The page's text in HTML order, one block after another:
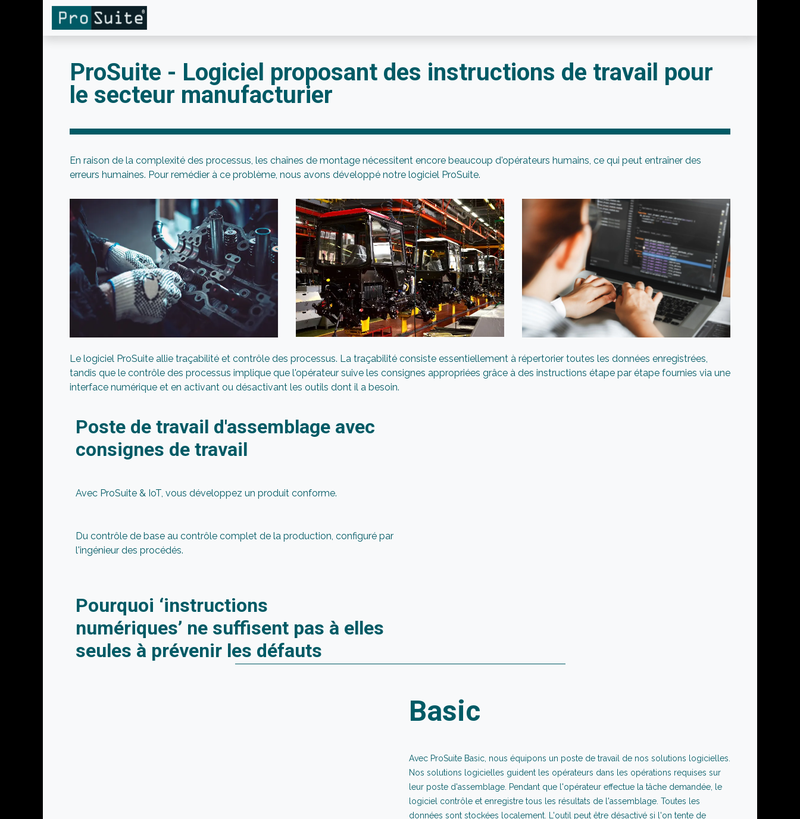
Skip to Content
ProSuite - Logiciel proposant des instructions de travail pour
le secteur manufacturier
En raison de la complexité des processus, les chaînes de montage nécessitent encore beaucoup d'opérateurs humains, ce qui peut entraîner des
erreurs humaines. Pour remédier à ce problème, nous avons développé notre logiciel ProSuite.
Le logiciel ProSuite allie traçabilité et contrôle des processus. La traçabilité consiste essentiellement à répertorier toutes les données enregistrées,
tandis que le contrôle des processus implique que l'opérateur suive les consignes appropriées grâce à des instructions étape par étape fournies via une
interface numérique et en activant ou désactivant les outils dont il a besoin.
Poste de travail d'assemblage avec
consignes de travail
Avec ProSuite & IoT, vous développez un produit conforme.
Du contrôle de base au contrôle complet de la production, configuré par
l'ingénieur des procédés.
Pourquoi ‘instructions
numériques’ ne suffisent pas à elles
seules à prévenir les défauts
Basic
Avec ProSuite Basic, nous équipons un poste de travail de nos solutions logicielles.
Nos solutions logicielles guident les opérateurs dans les opérations requises sur
leur poste d'assemblage. Pendant que l'opérateur effectue la tâche demandée, le
logiciel contrôle et enregistre tous les résultats de l'assemblage. Toutes les
données sont stockées localement. L'outil peut être désactivé si l'on tente de